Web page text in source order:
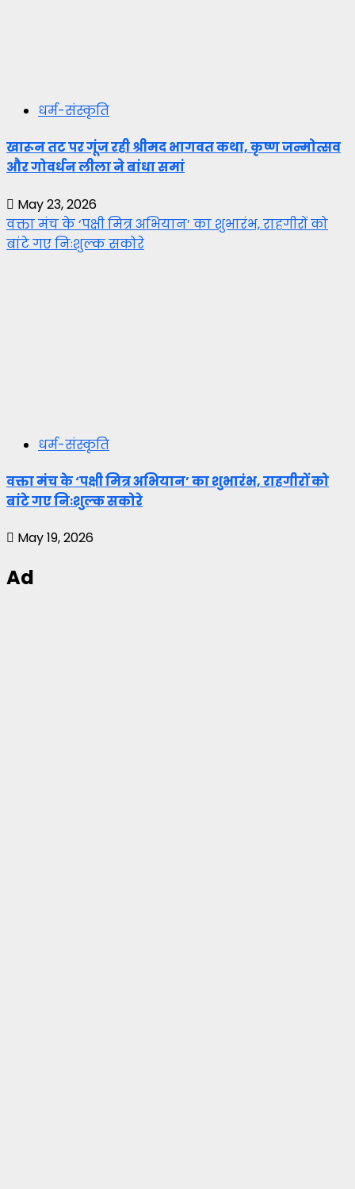
धर्म-संस्कृति
खारून तट पर गूंज रही श्रीमद भागवत कथा, कृष्ण जन्मोत्सव
और गोवर्धन लीला ने बांधा समां
May 23, 2026
वक्ता मंच के ‘पक्षी मित्र अभियान’ का शुभारंभ, राहगीरों को
बांटे गए निःशुल्क सकोरे
धर्म-संस्कृति
वक्ता मंच के ‘पक्षी मित्र अभियान’ का शुभारंभ, राहगीरों को
बांटे गए निःशुल्क सकोरे
May 19, 2026
Ad